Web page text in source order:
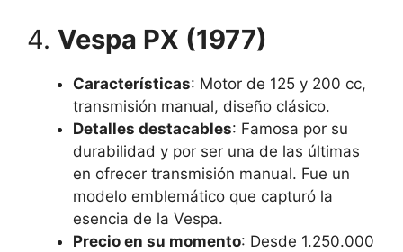
4. Vespa PX (1977)
Características: Motor de 125 y 200 cc,
transmisión manual, diseño clásico.
Detalles destacables: Famosa por su
durabilidad y por ser una de las últimas
en ofrecer transmisión manual. Fue un
modelo emblemático que capturó la
esencia de la Vespa.
Precio en su momento: Desde 1.250.000